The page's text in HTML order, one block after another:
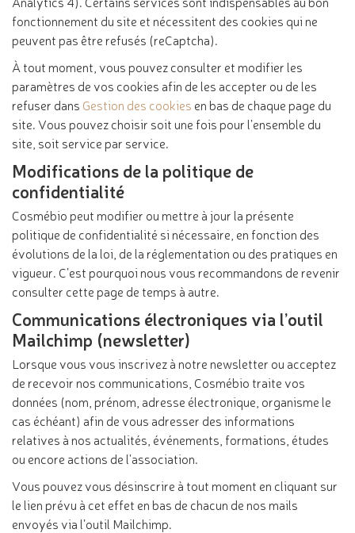
fonctionnement du site et nécessitent des cookies qui ne
peuvent pas être refusés (reCaptcha).
À tout moment, vous pouvez consulter et modifier les
paramètres de vos cookies afin de les accepter ou de les
refuser dans Gestion des cookies en bas de chaque page du
site. Vous pouvez choisir soit une fois pour l’ensemble du
site, soit service par service.
Modifications de la politique de
confidentialité
Cosmébio peut modifier ou mettre à jour la présente
politique de confidentialité si nécessaire, en fonction des
évolutions de la loi, de la réglementation ou des pratiques en
vigueur. C’est pourquoi nous vous recommandons de revenir
consulter cette page de temps à autre.
Communications électroniques via l’outil
Mailchimp (newsletter)
Lorsque vous vous inscrivez à notre newsletter ou acceptez
de recevoir nos communications, Cosmébio traite vos
données (nom, prénom, adresse électronique, organisme le
cas échéant) afin de vous adresser des informations
relatives à nos actualités, événements, formations, études
ou encore actions de l'association.
Vous pouvez vous désinscrire à tout moment en cliquant sur
le lien prévu à cet effet en bas de chacun de nos mails
envoyés via l’outil Mailchimp.